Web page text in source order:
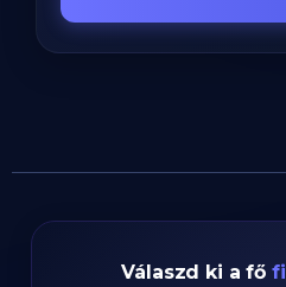
Válaszd ki a fő